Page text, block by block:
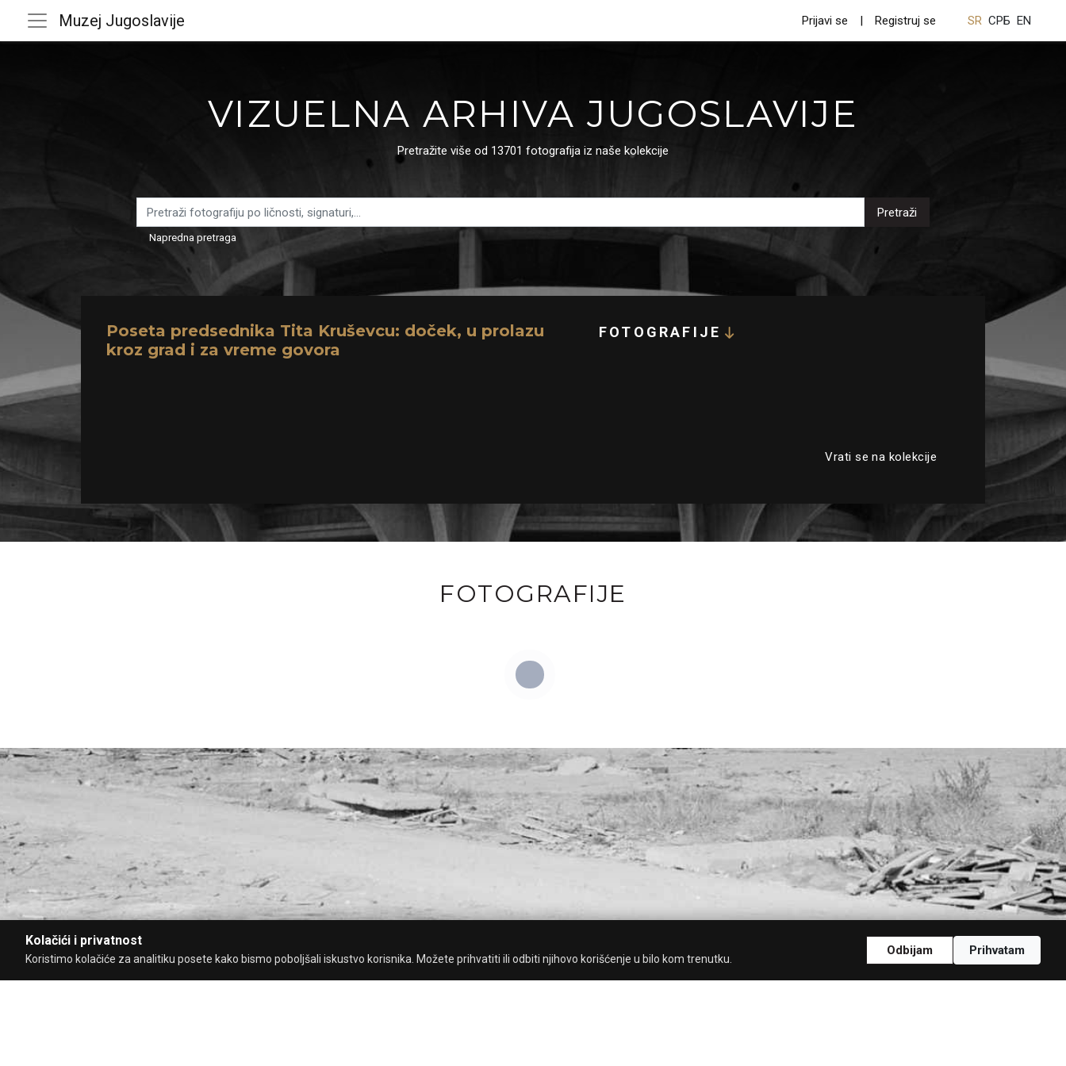
Muzej Jugoslavije Prijavi se Registruj se SR СРБ EN
VIZUELNA ARHIVA JUGOSLAVIJE
Pretražite više od 13701 fotografija iz naše kolekcije
Pretraži
Napredna pretraga
Poseta predsednika Tita Kruševcu: doček, u prolazu
kroz grad i za vreme govora
FOTOGRAFIJE
Vrati se na kolekcije
FOTOGRAFIJE
Kolačići i privatnost
Koristimo kolačiće za analitiku posete kako bismo poboljšali iskustvo korisnika. Možete prihvatiti ili odbiti njihovo korišćenje u bilo kom trenutku.
Odbijam Prihvatam